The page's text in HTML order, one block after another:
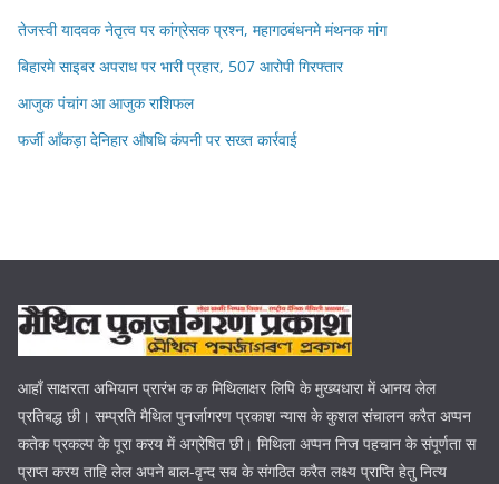
तेजस्वी यादवक नेतृत्व पर कांग्रेसक प्रश्न, महागठबंधनमे मंथनक मांग
बिहारमे साइबर अपराध पर भारी प्रहार, 507 आरोपी गिरफ्तार
आजुक पंचांग आ आजुक राशिफल
फर्जी आँकड़ा देनिहार औषधि कंपनी पर सख्त कार्रवाई
आहाँ साक्षरता अभियान प्रारंभ क क मिथिलाक्षर लिपि के मुख्यधारा में आनय लेल
प्रतिबद्ध छी। सम्प्रति मैथिल पुनर्जागरण प्रकाश न्यास के कुशल संचालन करैत अप्पन
कतेक प्रकल्प के पूरा करय में अग्रेषित छी। मिथिला अप्पन निज पहचान के संपूर्णता स
प्राप्त करय ताहि लेल अपने बाल-वृन्द सब के संगठित करैत लक्ष्य प्राप्ति हेतु नित्य